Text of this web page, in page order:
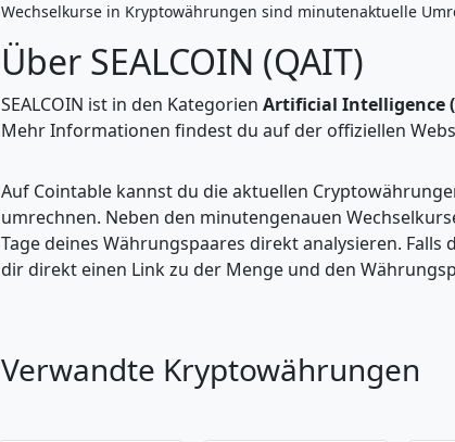
Wechselkurse in Kryptowährungen sind minutenaktuelle
Über SEALCOIN (QAIT)
SEALCOIN ist in den Kategorien Artificial Intelligence
Mehr Informationen findest du auf der offiziellen
Auf Cointable kannst du die aktuellen
umrechnen. Neben den minutengenauen
Tage deines Währungspaares direkt analysieren.
dir direkt einen Link zu der Menge und den
Verwandte Kryptowährungen